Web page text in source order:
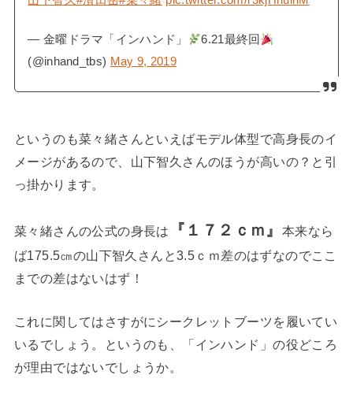
— 金曜ドラマ「インハンド」
6.21最終回
(@inhand_tbs) May 9, 2019
というのも菜々緒さんといえばモデル体型で高身長のイ
メージがあるので、山下智久さんのほうが高いの？と引
っ掛かります。
菜々緒さんの公式の身長は 『１７２ｃｍ』
本来なら
ば175.5㎝の山下智久さんと3.5ｃｍ差のはずなのでここ
までの差はないはず！
これに関してはさすがにシークレットブーツを履いてい
いるでしょう。というのも、「インハンド」の役どころ
が理由ではないでしょうか。